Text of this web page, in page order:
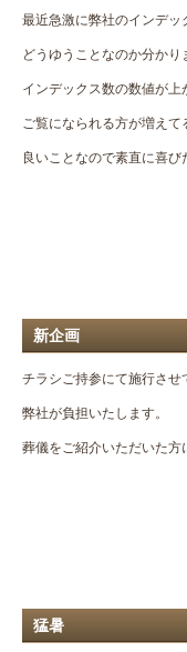
最近急激に弊社のインデッ
どうゆうことなのか分かり
インデックス数の数値が
ご覧になられる方が増えて
良いことなので素直に喜び
新企画
チラシご持参にて施行させ
弊社が負担いたします。
葬儀をご紹介いただいた方
猛暑